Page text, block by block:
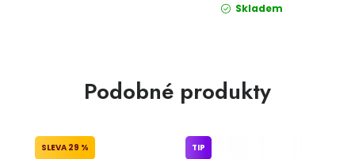
Skladem
Podobné produkty
29 % TIP